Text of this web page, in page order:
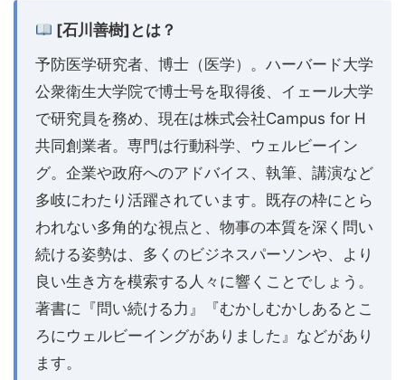
[石川善樹]とは？
予防医学研究者、博士（医学）。ハーバード大学
公衆衛生大学院で博士号を取得後、イェール大学
で研究員を務め、現在は株式会社Campus for H
共同創業者。専門は行動科学、ウェルビーイン
グ。企業や政府へのアドバイス、執筆、講演など
多岐にわたり活躍されています。既存の枠にとら
われない多角的な視点と、物事の本質を深く問い
続ける姿勢は、多くのビジネスパーソンや、より
良い生き方を模索する人々に響くことでしょう。
著書に『問い続ける力』『むかしむかしあるとこ
ろにウェルビーイングがありました』などがあり
ます。